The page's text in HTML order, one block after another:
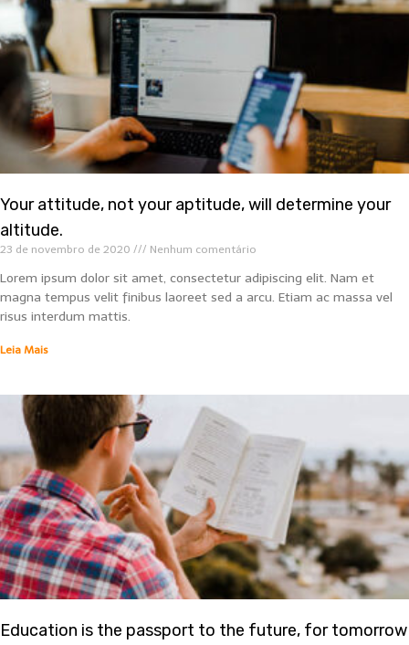
Your attitude, not your aptitude, will determine your
altitude.
23 de novembro de 2020 Nenhum comentário
Lorem ipsum dolor sit amet, consectetur adipiscing elit. Nam et
magna tempus velit finibus laoreet sed a arcu. Etiam ac massa vel
risus interdum mattis.
Leia Mais
Education is the passport to the future, for tomorrow